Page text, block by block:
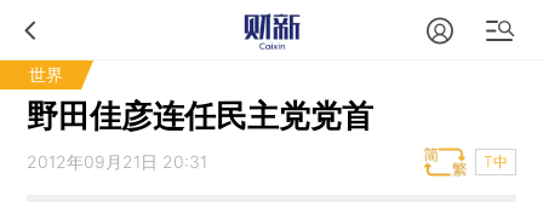
世界
野田佳彦连任民主党党首
2012年09月21日 20:31 T中